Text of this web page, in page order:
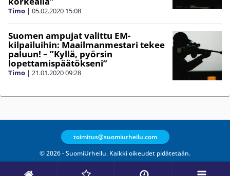
Timo | 05.02.2020 15:08
Suomen ampujat valittu EM-
kilpailuihin: Maailmanmestari tekee
paluun! – ”Kyllä, pyörsin
lopettamispäätökseni”
Timo | 21.01.202009:28
© 2026 - SuomiUrheilu. Kaikki oikeudet pidätetään.
toimitus@suomiurheilu.com